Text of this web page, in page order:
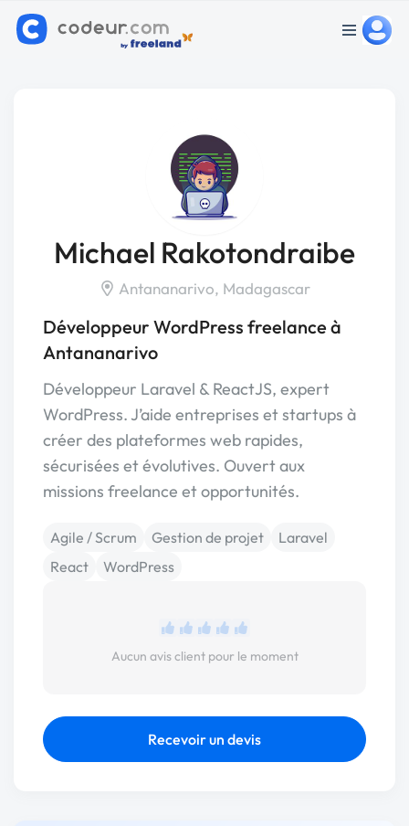
Michael Rakotondraibe
Antananarivo, Madagascar
Développeur WordPress freelance à
Antananarivo
Développeur Laravel & ReactJS, expert
WordPress. J’aide entreprises et startups à
créer des plateformes web rapides,
sécurisées et évolutives. Ouvert aux
missions freelance et opportunités.
Agile / Scrum Gestion de projet
Laravel
React
WordPress
Aucun avis client pour le moment
Recevoir un devis